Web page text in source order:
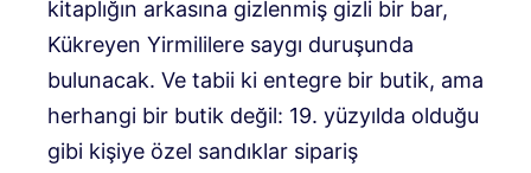
kitaplığın arkasına gizlenmiş gizli bir bar,
Kükreyen Yirmililere saygı duruşunda
bulunacak. Ve tabii ki entegre bir butik, ama
herhangi bir butik değil: 19. yüzyılda olduğu
gibi kişiye özel sandıklar sipariş